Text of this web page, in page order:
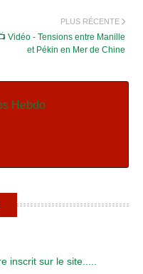
PLUS RÉCENTE
Vidéo - Tensions entre Manille
et Pékin en Mer de Chine
Hebdo
inscrit sur le site.....